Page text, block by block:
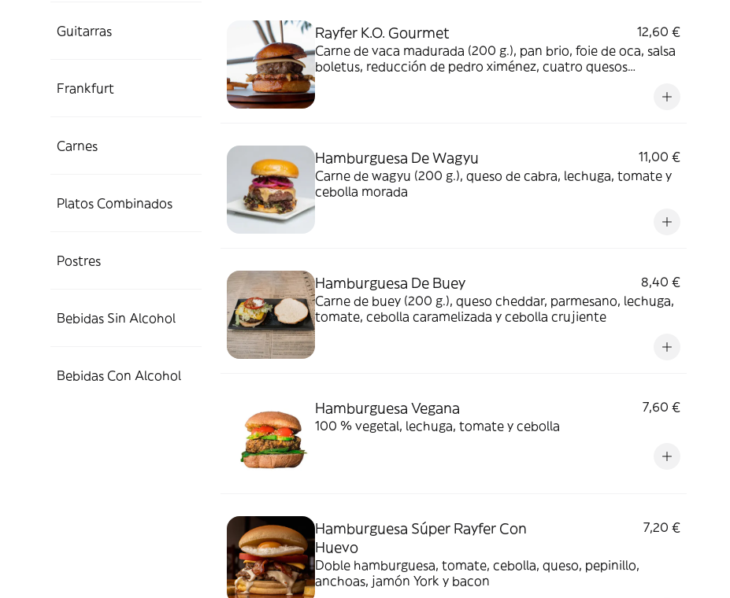
Guitarras
Frankfurt
Carnes
Platos Combinados
Postres
Bebidas Sin Alcohol
Bebidas Con Alcohol
Rayfer K.O. Gourmet
12,60 €
Carne de vaca madurada (200 g.), pan brio, foie de oca, salsa
boletus, reducción de pedro ximénez, cuatro quesos
Hamburguesa De Wagyu
11,00 €
Carne de wagyu (200 g.), queso de cabra, lechuga, tomate y
cebolla morada
Hamburguesa De Buey
8,40 €
Carne de buey (200 g.), queso cheddar, parmesano, lechuga,
tomate, cebolla caramelizada y cebolla crujiente
Hamburguesa Vegana
7,60 €
100 % vegetal, lechuga, tomate y cebolla
Hamburguesa Súper Rayfer Con
Huevo
7,20 €
Doble hamburguesa, tomate, cebolla, queso, pepinillo,
anchoas, jamón York y bacon